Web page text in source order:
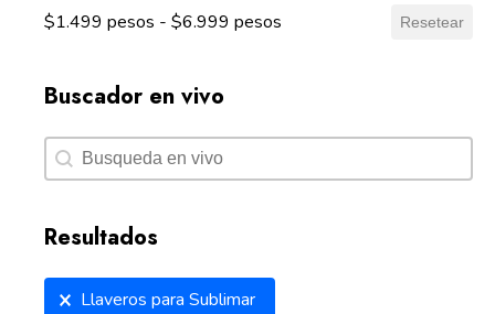
$1.499 pesos - $6.999 pesos Resetear
Buscador en vivo
Buscador en vivo
Buscador en vivo
Resultados
Resultados
Llaveros para Sublimar